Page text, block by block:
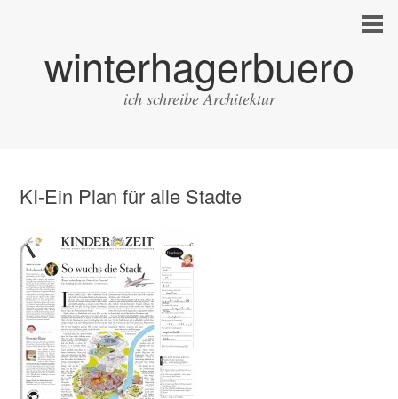
winterhagerbuero
ich schreibe Architektur
KI-Ein Plan für alle Stadte